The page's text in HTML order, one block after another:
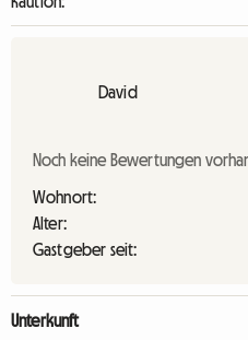
David
Noch keine Bewertungen
Wohnort:
Alter:
Gastgeber seit:
Unterkunft